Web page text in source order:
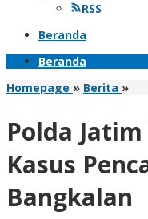
RSS
Beranda
Beranda
Homepage » Berita »
di
Polda
Kasus
Bangkalan